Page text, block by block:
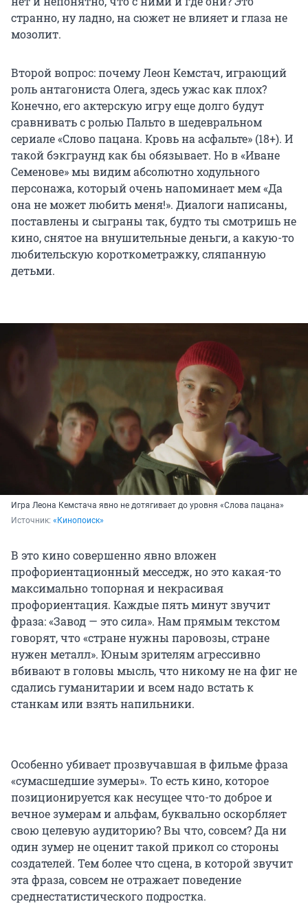
странно, ну ладно, на сюжет не влияет и глаза не
мозолит.
Второй вопрос: почему Леон Кемстач, играющий
роль антагониста Олега, здесь ужас как плох?
Конечно, его актерскую игру еще долго будут
сравнивать с ролью Пальто в шедевральном
сериале «Слово пацана. Кровь на асфальте» (18+). И
такой бэкграунд как бы обязывает. Но в «Иване
Семенове» мы видим абсолютно ходульного
персонажа, который очень напоминает мем «Да
она не может любить меня!». Диалоги написаны,
поставлены и сыграны так, будто ты смотришь не
кино, снятое на внушительные деньги, а какую-то
любительскую короткометражку, сляпанную
детьми.
Игра Леона Кемстача явно не дотягивает до уровня «Слова пацана»
Источник: «Кинопоиск»
В это кино совершенно явно вложен
профориентационный месседж, но это какая-то
максимально топорная и некрасивая
профориентация. Каждые пять минут звучит
фраза: «Завод — это сила». Нам прямым текстом
говорят, что «стране нужны паровозы, стране
нужен металл». Юным зрителям агрессивно
вбивают в головы мысль, что никому не на фиг не
сдались гуманитарии и всем надо встать к
станкам или взять напильники.
Особенно убивает прозвучавшая в фильме фраза
«сумасшедшие зумеры». То есть кино, которое
позиционируется как несущее что-то доброе и
вечное зумерам и альфам, буквально оскорбляет
свою целевую аудиторию? Вы что, совсем? Да ни
один зумер не оценит такой прикол со стороны
создателей. Тем более что сцена, в которой звучит
эта фраза, совсем не отражает поведение
среднестатистического подростка.